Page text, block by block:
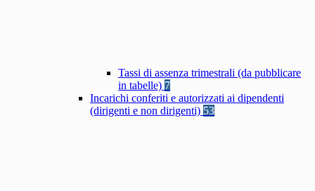
Tassi di assenza trimestrali (da pubblicare
in tabelle) 7
Incarichi conferiti e autorizzati ai dipendenti
(dirigenti e non dirigenti) 53